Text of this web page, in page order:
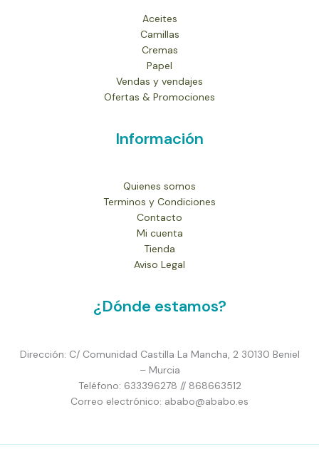
Aceites
Camillas
Cremas
Papel
Vendas y vendajes
Ofertas & Promociones
Información
Quienes somos
Terminos y Condiciones
Contacto
Mi cuenta
Tienda
Aviso Legal
¿Dónde estamos?
Dirección: C/ Comunidad Castilla La Mancha, 2 30130 Beniel
– Murcia
Teléfono: 633396278 // 868663512
Correo electrónico: ababo@ababo.es